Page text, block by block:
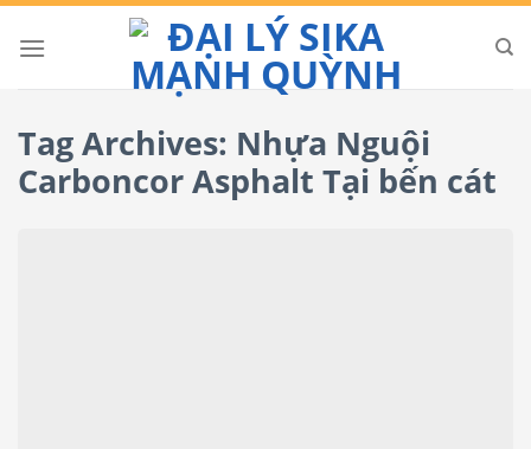
Skip
Tag Archives: Nhựa Nguội
Carboncor Asphalt Tại bến cát